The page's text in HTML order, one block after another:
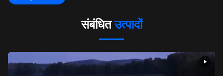
संबंधितउत्पादों